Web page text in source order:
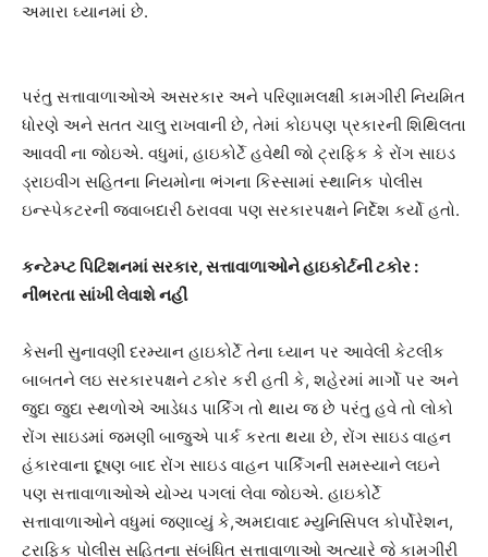
અમારા ઘ્યાનમાં છે.
પરંતુ સત્તાવાળાઓએ અસરકાર અને પરિણામલક્ષી કામગીરી નિયમિત
ધોરણે અને સતત ચાલુ રાખવાની છે, તેમાં કોઇપણ પ્રકારની શિથિલતા
આવવી ના જોઇએ. વધુમાં, હાઇકોર્ટે હવેથી જો ટ્રાફિક કે રોંગ સાઇડ
ડ્રાઇવીંગ સહિતના નિયમોના ભંગના કિસ્સામાં સ્થાનિક પોલીસ
ઇન્સ્પેકટરની જવાબદારી ઠરાવવા પણ સરકારપક્ષને નિર્દેશ કર્યો હતો.
કન્ટેમ્પ્ટ પિટિશનમાં સરકાર, સત્તાવાળાઓને હાઇકોર્ટની ટકોર :
નીંભરતા સાંખી લેવાશે નહીં
કેસની સુનાવણી દરમ્યાન હાઇકોર્ટે તેના ઘ્યાન પર આવેલી કેટલીક
બાબતને લઇ સરકારપક્ષને ટકોર કરી હતી કે, શહેરમાં માર્ગો પર અને
જુદા જુદા સ્થળોએ આડેધડ પાર્કિગ તો થાય જ છે પરંતુ હવે તો લોકો
રોંગ સાઇડમાં જમણી બાજુએ પાર્ક કરતા થયા છે, રોંગ સાઇડ વાહન
હંકારવાના દૂષણ બાદ રોંગ સાઇડ વાહન પાર્કિગની સમસ્યાને લઇને
પણ સત્તાવાળાઓએ યોગ્ય પગલાં લેવા જોઇએ. હાઇકોર્ટે
સત્તાવાળાઓને વધુમાં જણાવ્યું કે,અમદાવાદ મ્યુનિસિપલ કોર્પોરેશન,
ટ્રાફિક પોલીસ સહિતના સંબંધિત સત્તાવાળાઓ અત્યારે જે કામગીરી